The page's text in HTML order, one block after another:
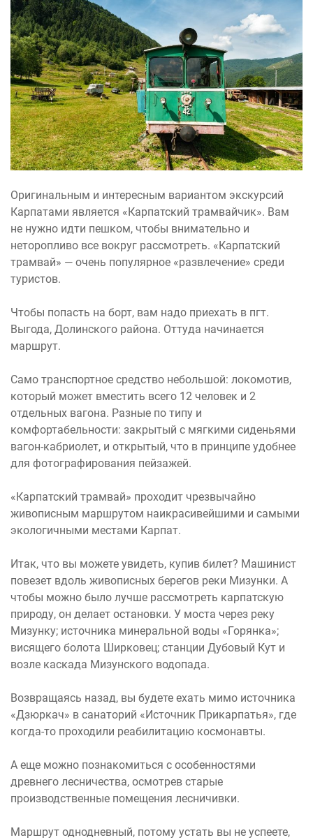
Оригинальным и интересным вариантом экскурсий
Карпатами является «Карпатский трамвайчик». Вам
не нужно идти пешком, чтобы внимательно и
неторопливо все вокруг рассмотреть. «Карпатский
трамвай» — очень популярное «развлечение» среди
туристов.
Чтобы попасть на борт, вам надо приехать в пгт.
Выгода, Долинского района. Оттуда начинается
маршрут.
Само транспортное средство небольшой: локомотив,
который может вместить всего 12 человек и 2
отдельных вагона. Разные по типу и
комфортабельности: закрытый с мягкими сиденьями
вагон-кабриолет, и открытый, что в принципе удобнее
для фотографирования пейзажей.
«Карпатский трамвай» проходит чрезвычайно
живописным маршрутом наикрасивейшими и самыми
экологичными местами Карпат.
Итак, что вы можете увидеть, купив билет? Машинист
повезет вдоль живописных берегов реки Мизунки. А
чтобы можно было лучше рассмотреть карпатскую
природу, он делает остановки. У моста через реку
Мизунку; источника минеральной воды «Горянка»;
висящего болота Ширковец; станции Дубовый Кут и
возле каскада Мизунского водопада.
Возвращаясь назад, вы будете ехать мимо источника
«Дзюркач» в санаторий «Источник Прикарпатья», где
когда-то проходили реабилитацию космонавты.
А еще можно познакомиться с особенностями
древнего лесничества, осмотрев старые
производственные помещения лесничивки.
Маршрут однодневный, потому устать вы не успеете,